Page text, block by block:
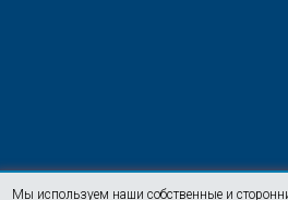
Мы используем наши собственные и